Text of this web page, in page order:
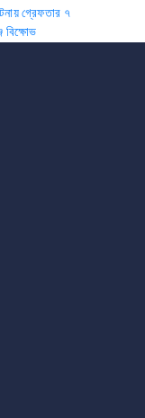
গ্রেফতার ৭
বিক্ষোভ